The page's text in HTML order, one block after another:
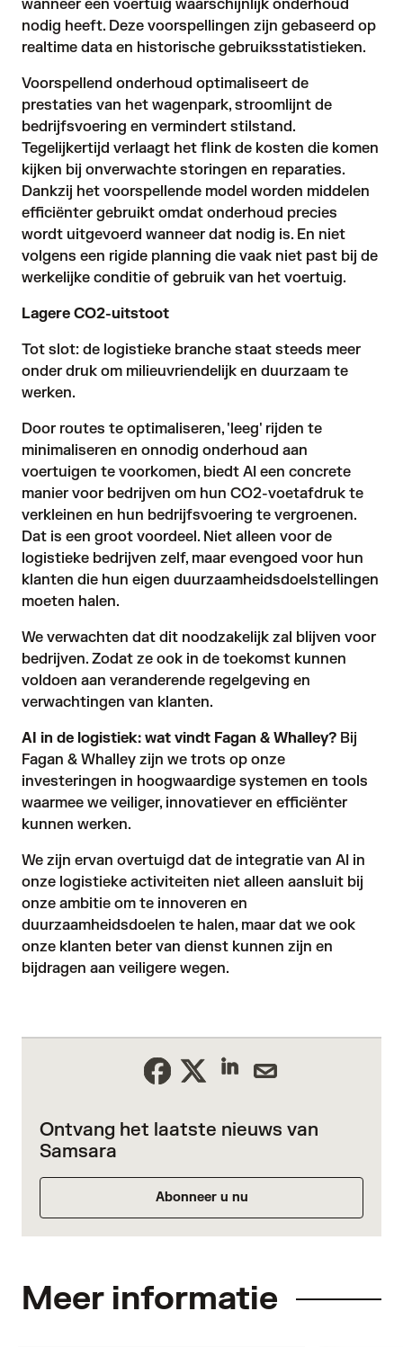
wanneer een voertuig waarschijnlijk onderhoud
nodig heeft. Deze voorspellingen zijn gebaseerd op
realtime data en historische gebruiksstatistieken.
Voorspellend onderhoud optimaliseert de
prestaties van het wagenpark, stroomlijnt de
bedrijfsvoering en vermindert stilstand.
Tegelijkertijd verlaagt het flink de kosten die komen
kijken bij onverwachte storingen en reparaties.
Dankzij het voorspellende model worden middelen
efficiënter gebruikt omdat onderhoud precies
wordt uitgevoerd wanneer dat nodig is. En niet
volgens een rigide planning die vaak niet past bij de
werkelijke conditie of gebruik van het voertuig.
Lagere CO2-uitstoot
Tot slot: de logistieke branche staat steeds meer
onder druk om milieuvriendelijk en duurzaam te
werken.
Door routes te optimaliseren, 'leeg' rijden te
minimaliseren en onnodig onderhoud aan
voertuigen te voorkomen, biedt AI een concrete
manier voor bedrijven om hun CO2-voetafdruk te
verkleinen en hun bedrijfsvoering te vergroenen.
Dat is een groot voordeel. Niet alleen voor de
logistieke bedrijven zelf, maar evengoed voor hun
klanten die hun eigen duurzaamheidsdoelstellingen
moeten halen.
We verwachten dat dit noodzakelijk zal blijven voor
bedrijven. Zodat ze ook in de toekomst kunnen
voldoen aan veranderende regelgeving en
verwachtingen van klanten.
AI in de logistiek: wat vindt Fagan & Whalley? Bij
Fagan & Whalley zijn we trots op onze
investeringen in hoogwaardige systemen en tools
waarmee we veiliger, innovatiever en efficiënter
kunnen werken.
We zijn ervan overtuigd dat de integratie van AI in
onze logistieke activiteiten niet alleen aansluit bij
onze ambitie om te innoveren en
duurzaamheidsdoelen te halen, maar dat we ook
onze klanten beter van dienst kunnen zijn en
bijdragen aan veiligere wegen.
Ontvang het laatste nieuws van
Samsara
Abonneer u nu
Meer informatie